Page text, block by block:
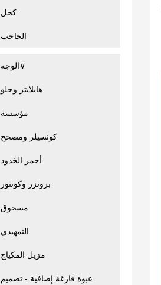
كحل
الحاجب
الوجه∨
هايلايتر وجلو
مؤسسة
كونسيلر ومصحح
أحمر الخدود
برونزر وكونتور
مسحوق
التمهيدي
مزيل المكياج
عبوة فارغة إضافية - تصميم